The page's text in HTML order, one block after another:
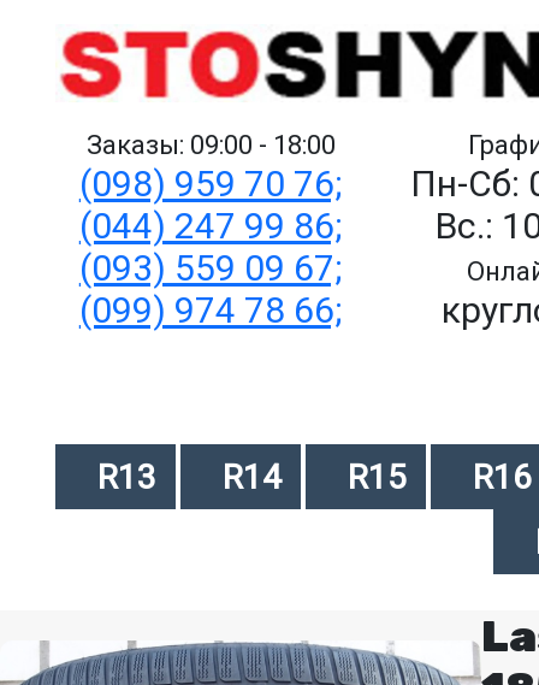
Заказы: 09:00 - 18:00
(098) 959 70 76;
(044) 247 99 86;
(093) 559 09 67;
(099) 974 78 66;
Пн-Сб:
Вс.:
R13 R14 R15
R16